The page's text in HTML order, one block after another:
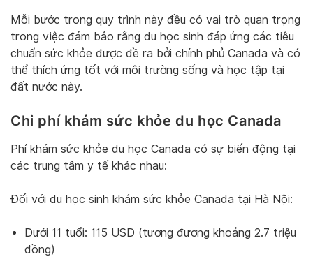
Mỗi bước trong quy trình này đều có vai trò quan trọng
trong việc đảm bảo rằng du học sinh đáp ứng các tiêu
chuẩn sức khỏe được đề ra bởi chính phủ Canada và có
thể thích ứng tốt với môi trường sống và học tập tại
đất nước này.
Chi phí khám sức khỏe du học Canada
Phí khám sức khỏe du học Canada có sự biến động tại
các trung tâm y tế khác nhau:
Đối với du học sinh khám sức khỏe Canada tại Hà Nội:
Dưới 11 tuổi: 115 USD (tương đương khoảng 2.7 triệu
đồng)